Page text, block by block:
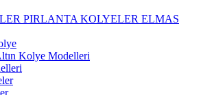
PIRLANTA KOLYELER ELMAS
Kolye Modelleri